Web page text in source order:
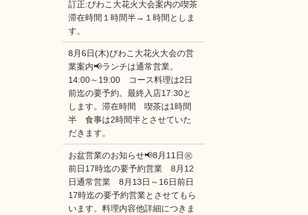
訂正:びわこ大花火大会案内の喫茶
滞在時間１時間半→１時間としま
す。
8月6日(木)びわこ大花火大会の営
業案内📢ランチは通常営業。
14:00～19:00 コース料理は2日
前迄の要予約。最終入店17:30と
します。滞在時間 喫茶は1時間
半 食事は2時間半とさせていた
だきます。
お盆営業のお知らせ📢8月11日㊗
前日17時迄の要予約営業 8月12
日通常営業 8月13日～16日前日
17時迄の要予約営業とさせてもら
います。料理内容他詳細につきま